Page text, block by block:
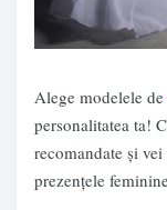
Alege modelele de
personalitatea ta!
recomandate și
prezențele